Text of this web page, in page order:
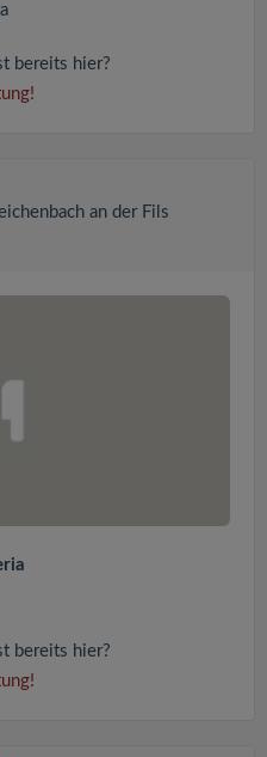
bereits hier?
an der Fils
bereits hier?